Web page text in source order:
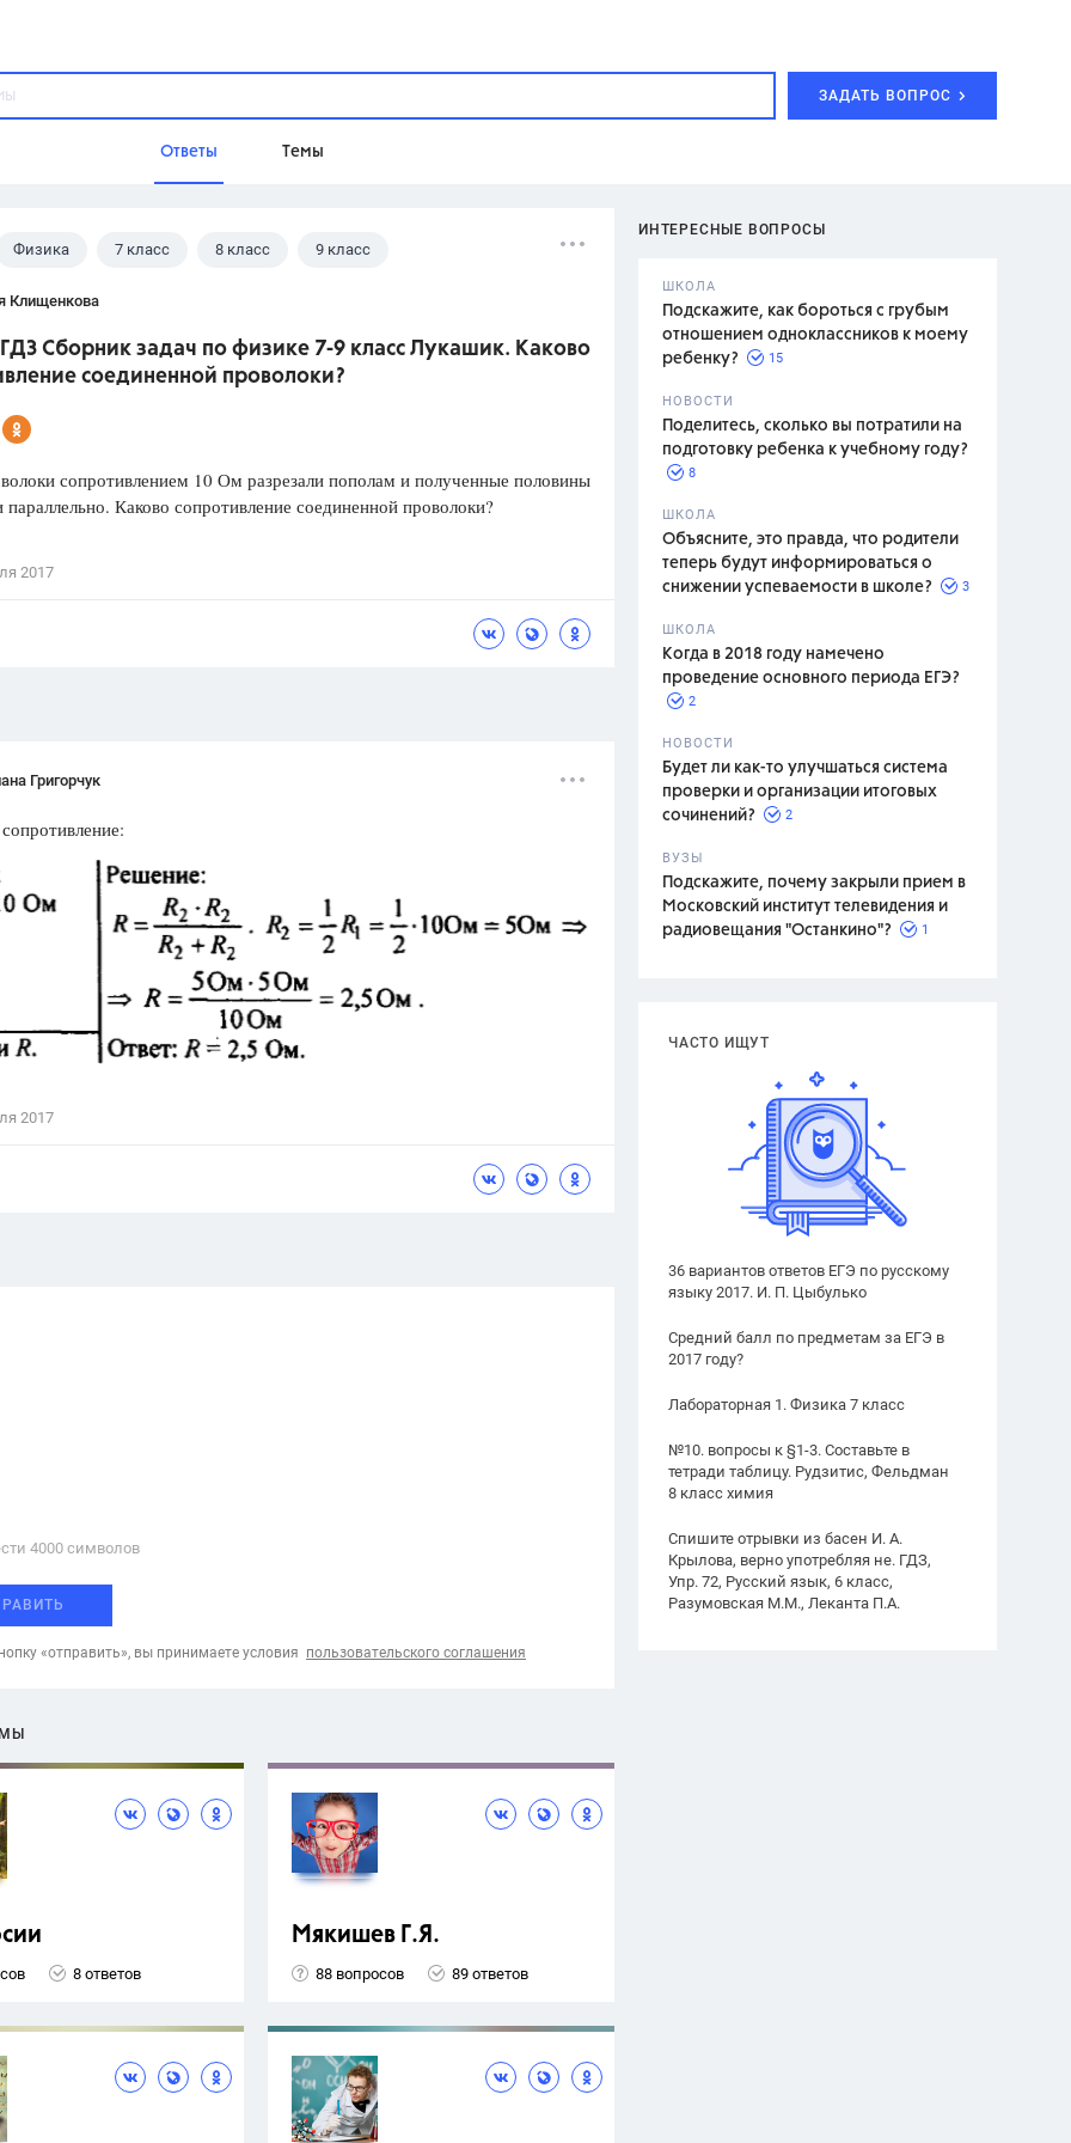
ЗАДАТЬ ВОПРОС
Ответы Темы
Домашнее задание
Разумовская М.М.,Габриелян О.С.,
Красота, Воспитание
ИНТЕРЕСНЫЕ ВОПРОСЫ
ШКОЛА
Подскажите, как бороться с грубым
отношением одноклассников к моему
ребенку?
15
НОВОСТИ
Поделитесь, сколько вы потратили на
подготовку ребенка к учебному году?
8
ШКОЛА
Объясните, это правда, что родители
теперь будут информироваться о
снижении успеваемости в школе?
3
ШКОЛА
Когда в 2018 году намечено
проведение основного периода ЕГЭ?
2
НОВОСТИ
Будет ли как-то улучшаться система
проверки и организации итоговых
сочинений?
2
ВУЗЫ
Подскажите, почему закрыли прием в
Московский институт телевидения и
радиовещания "Останкино"?
1
ЧАСТО ИЩУТ
36 вариантов ответов ЕГЭ по русскому
языку 2017. И. П. Цыбулько
Средний балл по предметам за ЕГЭ в
2017 году?
Лабораторная 1. Физика 7 класс
№10. вопросы к §1-3. Составьте в
тетради таблицу. Рудзитис, Фельдман
8 класс химия
Спишите отрывки из басен И. А.
Крылова, верно употребляя не. ГДЗ,
Упр. 72, Русский язык, 6 класс,
Разумовская М.М., Леканта П.А.
Физика 7 класс 8 класс 9 класс
В.И.
Клищенкова
Сборник задач по физике 7-9 класс Лукашик. Каково
соединенной проволоки?
сопротивлением 10 Ом разрезали пополам и полученные половины
параллельно. Каково сопротивление соединенной проволоки?
2017
Григорчук
2017
4000 cимволов
«отправить», вы принимаете условия пользовательского соглашения
8 ответов
Мякишев Г.Я.
88 вопросов 89 ответов